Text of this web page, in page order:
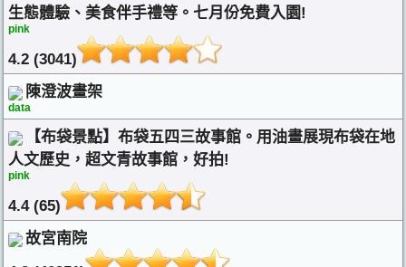
生態體驗、美食伴手禮等。七月份免費入園!
pink
4.2 (3041)
陳澄波畫架
data
【布袋景點】布袋五四三故事館。用油畫展現布袋在地
人文歷史，超文青故事館，好拍!
pink
4.4 (65)
故宮南院